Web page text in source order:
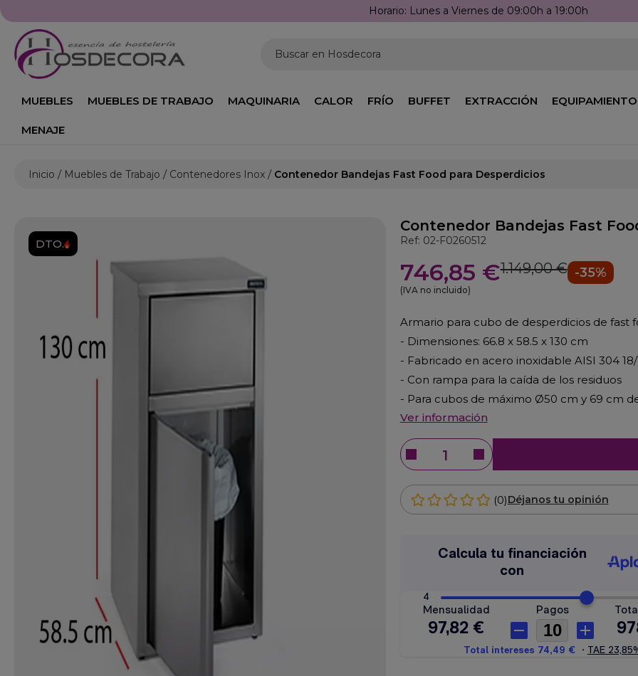
Horario: Lunes a Viernes de 09:00h a 19:00h
Buscar en Hosdecora
MUEBLES MUEBLES DE TRABAJO MAQUINARIA CALOR FRÍO BUFFET EXTRACCIÓN EQUIPAMIENTO
MENAJE
Inicio Muebles de Trabajo Contenedores Inox Contenedor Bandejas Fast Food para Desperdicios
DTO.
Contenedor Bandejas Fast
Ref: 02-F0260512
746,85 €1.149,00 € -35%
(IVA no incluido)
Armario para cubo de desperdicios de fast
- Dimensiones: 66.8 x 58.5 x 130 cm
- Fabricado en acero inoxidable AISI 304 18/
- Con rampa para la caída de los residuos
- Para cubos de máximo Ø50 cm y 69 cm
Ver información
(0)Déjanos tu opinión